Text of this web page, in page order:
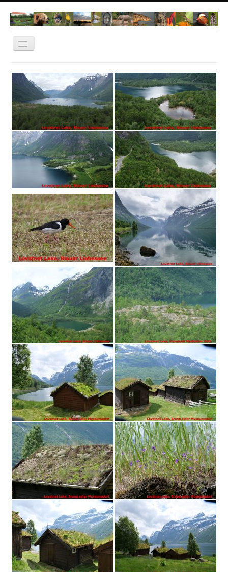
Navigation
Norwegen 2022
Dachau
Natur Fotos
Thailand
Bangkok
Cambodia
Vietnam
IT-Dachau